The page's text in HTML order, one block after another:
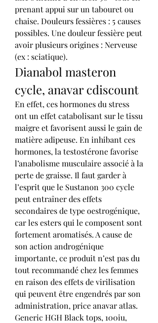
prenant appui sur un tabouret ou
chaise. Douleurs fessières : 5 causes
possibles. Une douleur fessière peut
avoir plusieurs origines : Nerveuse
(ex : sciatique).
Dianabol masteron
cycle, anavar cdiscount
En effet, ces hormones du stress
ont un effet catabolisant sur le tissu
maigre et favorisent aussi le gain de
matière adipeuse. En inhibant ces
hormones, la testostérone favorise
l’anabolisme musculaire associé à la
perte de graisse. Il faut garder à
l’esprit que le Sustanon 300 cycle
peut entraîner des effets
secondaires de type oestrogénique,
car les esters qui le composent sont
fortement aromatisés. A cause de
son action androgénique
importante, ce produit n’est pas du
tout recommandé chez les femmes
en raison des effets de virilisation
qui peuvent être engendrés par son
administration, price anavar atlas.
Generic HGH Black tops, 100iu,